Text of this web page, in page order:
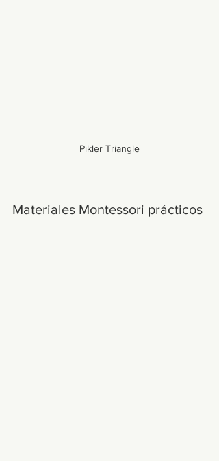
Pikler Triangle
Materiales Montessori prácticos